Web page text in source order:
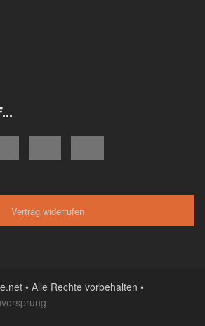
Vertrag widerrufen
• Alle Rechte vorbehalten •